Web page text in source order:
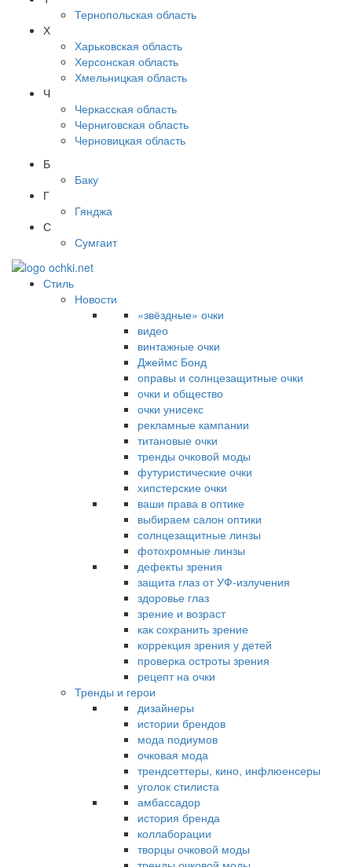
Тернопольская область
Х
Харьковская область
Херсонская область
Хмельницкая область
Ч
Черкасская область
Черниговская область
Черновицкая область
Б
Баку
Г
Гянджа
С
Сумгаит
Стиль
Новости
«звёздные» очки
видео
винтажные очки
Джеймс Бонд
оправы и солнцезащитные очки
очки и общество
очки унисекс
рекламные кампании
титановые очки
тренды очковой моды
футуристические очки
хипстерские очки
ваши права в оптике
выбираем салон оптики
солнцезащитные линзы
фотохромные линзы
дефекты зрения
защита глаз от УФ-излучения
здоровье глаз
зрение и возраст
как сохранить зрение
коррекция зрения у детей
проверка остроты зрения
рецепт на очки
Тренды и герои
дизайнеры
истории брендов
мода подиумов
очковая мода
трендсеттеры, кино, инфлюенсеры
уголок стилиста
амбассадор
история бренда
коллаборации
творцы очковой моды